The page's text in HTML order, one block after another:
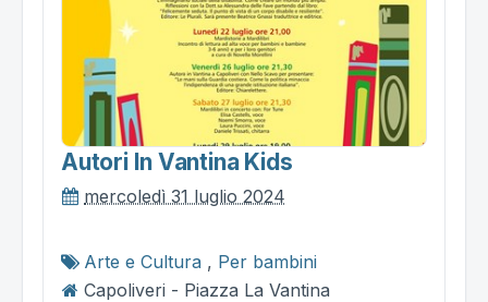
Autori In Vantina Kids
mercoledì 31 luglio 2024
Arte e Cultura , Per bambini
Capoliveri - Piazza La Vantina